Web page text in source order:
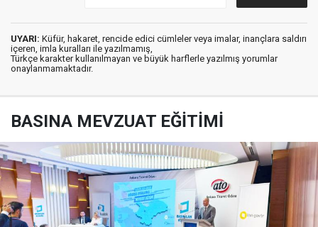
UYARI: Küfür, hakaret, rencide edici cümleler veya imalar, inançlara saldırı
içeren, imla kuralları ile yazılmamış,
Türkçe karakter kullanılmayan ve büyük harflerle yazılmış yorumlar
onaylanmamaktadır.
BASINA MEVZUAT EĞİTİMİ